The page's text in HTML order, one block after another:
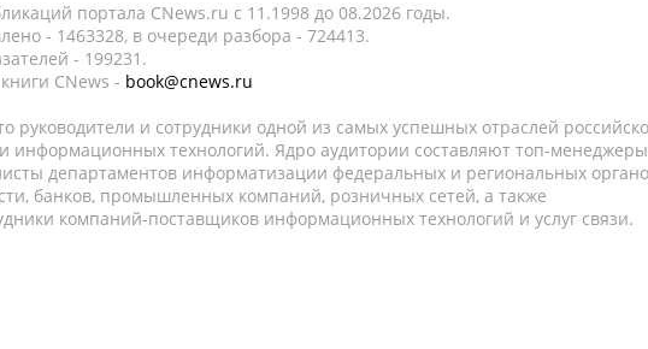
портала CNews.ru c 11.1998 до 08.2026 годы.
- 1463328, в очереди разбора - 724413.
- 199231.
CNews - book@cnews.ru
руководители и сотрудники одной из самых успешных отраслей
информационных технологий. Ядро аудитории составляют топ-
департаментов информатизации федеральных и региональных
банков, промышленных компаний, розничных сетей, а также
компаний-поставщиков информационных технологий и услуг связи.